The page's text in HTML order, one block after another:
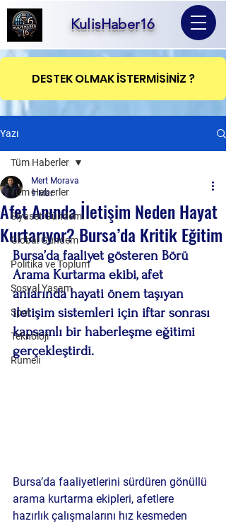
KulisHaber16
DESTEK OLMAK İSTERMİSİNİZ ?
Yazı
Tüm Haberler
Siyaset Gündemi
Global Gündem
Politika ve Toplum
Sosyal Yaşam
Spor
Teknoloji
Rumeli
Tüm Haberler
Afet Anında İletişim Neden Hayat
Kurtarıyor? Bursa’da Kritik Eğitim
Mert Morava
9 Mar
Bursa’da faaliyet gösteren Börü
Arama Kurtarma ekibi, afet
anlarında hayati önem taşıyan
iletişim sistemleri için iftar sonrası
kapsamlı bir haberleşme eğitimi
gerçekleştirdi.
Bursa’da faaliyetlerini sürdüren gönüllü
arama kurtarma ekipleri, afetlere
hazırlık çalışmalarını hız kesmeden